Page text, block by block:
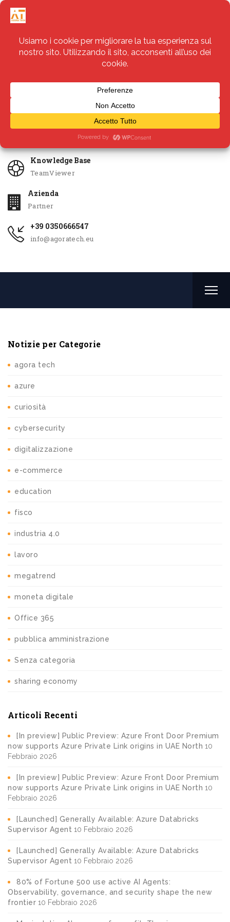
Servizi
Knowledge Base
TeamViewer
Azienda
Partner
+39 0350666547
info@agoratech.eu
Notizie per Categorie
agora tech
azure
curiosità
cybersecurity
digitalizzazione
e-commerce
education
fisco
industria 4.0
lavoro
megatrend
moneta digitale
Office 365
pubblica amministrazione
Senza categoria
sharing economy
Articoli Recenti
[In preview] Public Preview: Azure Front Door Premium
now supports Azure Private Link origins in UAE North 10
Febbraio 2026
[In preview] Public Preview: Azure Front Door Premium
now supports Azure Private Link origins in UAE North 10
Febbraio 2026
[Launched] Generally Available: Azure Databricks
Supervisor Agent 10 Febbraio 2026
[Launched] Generally Available: Azure Databricks
Supervisor Agent 10 Febbraio 2026
80% of Fortune 500 use active AI Agents:
Observability, governance, and security shape the new
frontier 10 Febbraio 2026